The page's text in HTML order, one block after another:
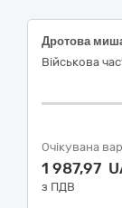
Дротова
Військова
Очікувана
1 987,97
з ПДВ